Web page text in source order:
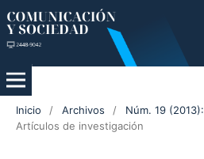
Inicio / Archivos / Núm. 19
Artículos de investigación